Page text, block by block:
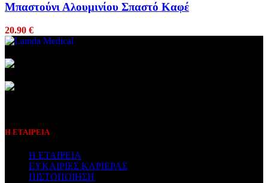
Μπαστούνι Αλουμινίου Σπαστό Καφέ
20.90 €
Η ΕΤΑΙΡΕΙΑ
Η ΕΤΑΙΡΕΙΑ
ΕΥΚΑΙΡΙΕΣ ΚΑΡΙΕΡΑΣ
ΠΙΣΤΟΠΟΙΗΣΗ